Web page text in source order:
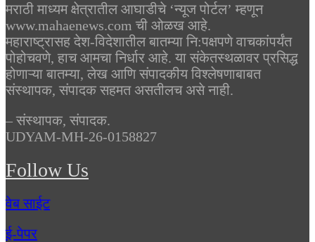
मराठी माध्यम क्षेत्रातील आघाडीचे ‘न्यूज पोर्टल’ म्हणून
www.mahaenews.com ची ओळख आहे.
महाराष्ट्रासह देश-विदेशातील बातम्या नि:पक्षपणे वाचकांपर्यंत
पोहोचवणे, हाच आमचा निर्धार आहे. या संकेतस्थळावर प्रसिद्ध
होणाऱ्या बातम्या, लेख आणि संपादकीय विश्लेषणाबाबत
संस्थापक, संपादक सहमत असतीलच असे नाही.
– संस्थापक, संपादक.
UDYAM-MH-26-0158827
Follow Us
वेब साईट
ई-पेपर